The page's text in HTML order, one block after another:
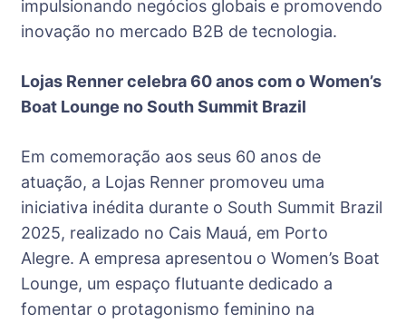
impulsionando negócios globais e promovendo
inovação no mercado B2B de tecnologia.
Lojas Renner celebra 60 anos com o Women’s
Boat Lounge no South Summit Brazil
Em comemoração aos seus 60 anos de
atuação, a Lojas Renner promoveu uma
iniciativa inédita durante o South Summit Brazil
2025, realizado no Cais Mauá, em Porto
Alegre. A empresa apresentou o Women’s Boat
Lounge, um espaço flutuante dedicado a
fomentar o protagonismo feminino na